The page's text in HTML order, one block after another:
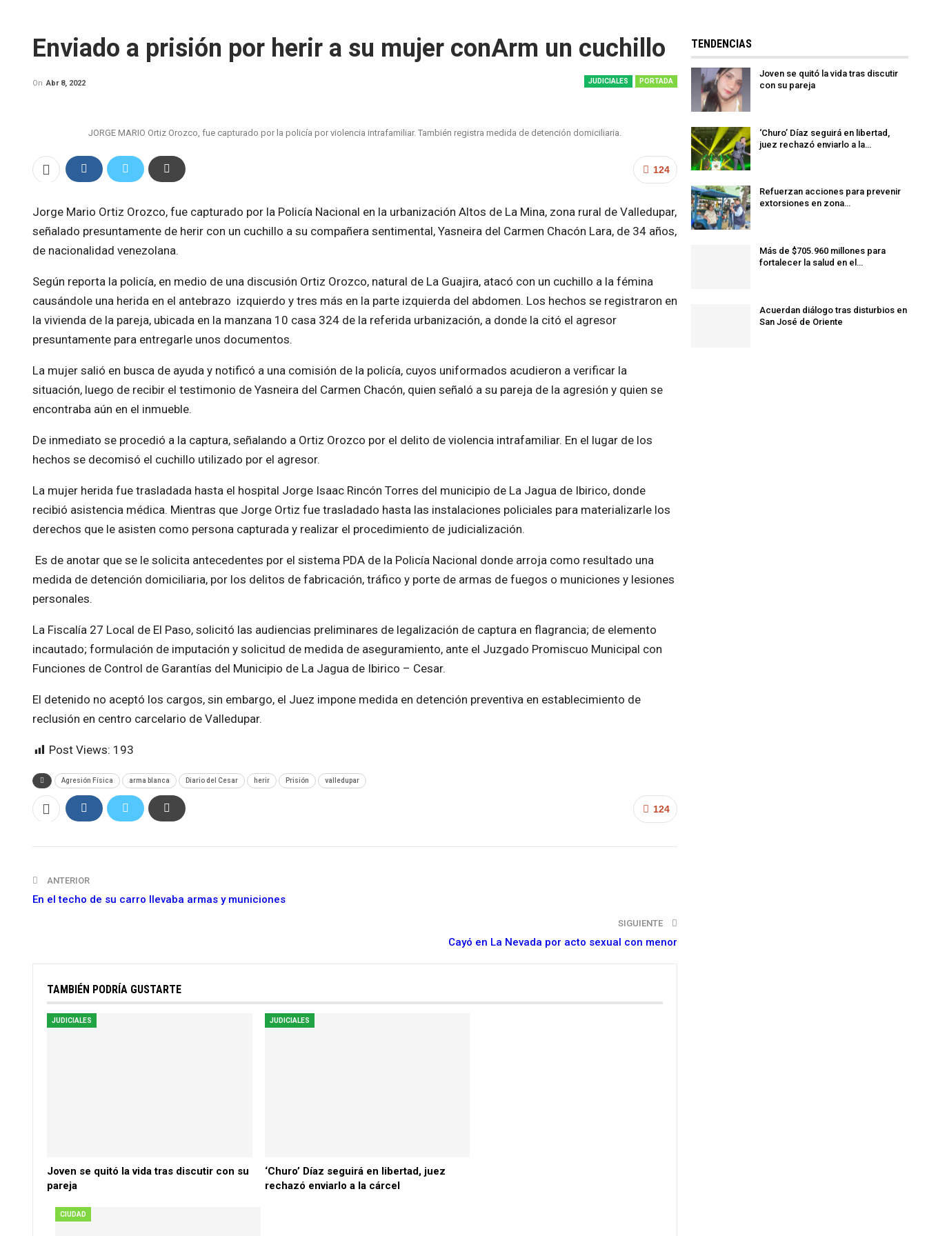
Enviado a prisión por herir a su mujer conArm un cuchillo
JUDICIALES PORTADA
On Abr 8, 2022
JORGE MARIO Ortiz Orozco, fue capturado por la policía por violencia intrafamiliar. También registra medida de detención domiciliaria.
124
Jorge Mario Ortiz Orozco, fue capturado por la Policía Nacional en la urbanización Altos de La Mina, zona rural de Valledupar,
señalado presuntamente de herir con un cuchillo a su compañera sentimental, Yasneira del Carmen Chacón Lara, de 34 años,
de nacionalidad venezolana.
Según reporta la policía, en medio de una discusión Ortiz Orozco, natural de La Guajira, atacó con un cuchillo a la fémina
causándole una herida en el antebrazo izquierdo y tres más en la parte izquierda del abdomen. Los hechos se registraron en
la vivienda de la pareja, ubicada en la manzana 10 casa 324 de la referida urbanización, a donde la citó el agresor
presuntamente para entregarle unos documentos.
La mujer salió en busca de ayuda y notificó a una comisión de la policía, cuyos uniformados acudieron a verificar la
situación, luego de recibir el testimonio de Yasneira del Carmen Chacón, quien señaló a su pareja de la agresión y quien se
encontraba aún en el inmueble.
De inmediato se procedió a la captura, señalando a Ortiz Orozco por el delito de violencia intrafamiliar. En el lugar de los
hechos se decomisó el cuchillo utilizado por el agresor.
La mujer herida fue trasladada hasta el hospital Jorge Isaac Rincón Torres del municipio de La Jagua de Ibirico, donde
recibió asistencia médica. Mientras que Jorge Ortiz fue trasladado hasta las instalaciones policiales para materializarle los
derechos que le asisten como persona capturada y realizar el procedimiento de judicialización.
Es de anotar que se le solicita antecedentes por el sistema PDA de la Policía Nacional donde arroja como resultado una
medida de detención domiciliaria, por los delitos de fabricación, tráfico y porte de armas de fuegos o municiones y lesiones
personales.
La Fiscalía 27 Local de El Paso, solicitó las audiencias preliminares de legalización de captura en flagrancia; de elemento
incautado; formulación de imputación y solicitud de medida de aseguramiento, ante el Juzgado Promiscuo Municipal con
Funciones de Control de Garantías del Municipio de La Jagua de Ibirico – Cesar.
El detenido no aceptó los cargos, sin embargo, el Juez impone medida en detención preventiva en establecimiento de
reclusión en centro carcelario de Valledupar.
Post Views: 193
Agresión Física arma blanca Diario del Cesar herir Prisión valledupar
124
ANTERIOR
En el techo de su carro llevaba armas y municiones
SIGUIENTE
Cayó en La Nevada por acto sexual con menor
TAMBIÉN PODRÍA GUSTARTE
JUDICIALES
Joven se quitó la vida tras discutir con su
pareja
JUDICIALES
‘Churo’ Díaz seguirá en libertad, juez
rechazó enviarlo a la cárcel
CIUDAD
TENDENCIAS
Joven se quitó la vida tras discutir
con su pareja
‘Churo’ Díaz seguirá en libertad,
juez rechazó enviarlo a la…
Refuerzan acciones para prevenir
extorsiones en zona…
Más de $705.960 millones para
fortalecer la salud en el…
Acuerdan diálogo tras disturbios en
San José de Oriente